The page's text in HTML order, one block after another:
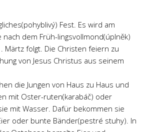
Fest. Es wird am
dem Früh-lingsvollmond(úplněk)
Märtz folgt. Die Christen feiern zu
von Jesus Christus aus seinem
die Jungen von Haus zu Haus und
mit Oster-ruten(karabáč) oder
mit Wasser. Dafür bekommen sie
oder bunte Bänder(pestré stuhy). In